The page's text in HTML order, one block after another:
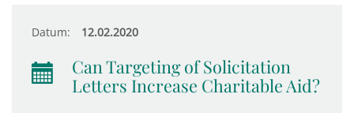
Datum: 12.02.2020
Can Targeting of Solicitation
Letters Increase Charitable Aid?